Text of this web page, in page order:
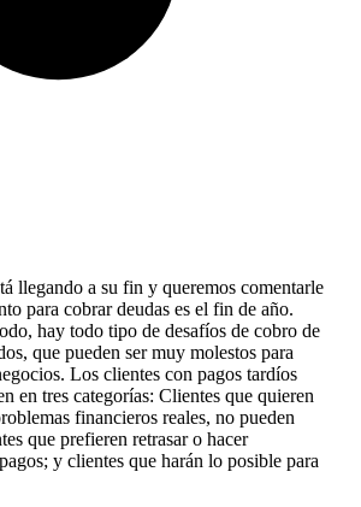
llegando a su fin y queremos comentarle
para cobrar deudas es el fin de año.
hay todo tipo de desafíos de cobro de
que pueden ser muy molestos para
Los clientes con pagos tardíos
en tres categorías: Clientes que quieren
financieros reales, no pueden
que prefieren retrasar o hacer
y clientes que harán lo posible para